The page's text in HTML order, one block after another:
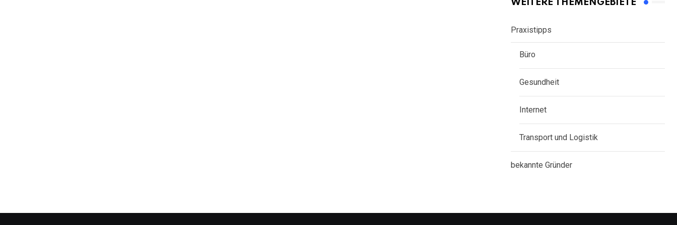
WEITERE THEMENGEBIETE
Praxistipps
Büro
Gesundheit
Internet
Transport und Logistik
bekannte Gründer